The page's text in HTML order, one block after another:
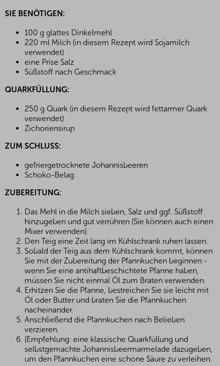
SIE BENÖTIGEN:
100 g glattes Dinkelmehl
220 ml Milch (in diesem Rezept wird Sojamilch
verwendet)
eine Prise Salz
Süßstoff nach Geschmack
QUARKFÜLLUNG:
250 g Quark (in diesem Rezept wird fettarmer Quark
verwendet)
Zichoriensirup
ZUM SCHLUSS:
gefriergetrocknete Johannisbeeren
Schoko-Belag
ZUBEREITUNG:
Das Mehl in die Milch sieben, Salz und ggf. Süßstoff
hinzugeben und gut verrühren (Sie können auch einen
Mixer verwenden).
Den Teig eine Zeit lang im Kühlschrank ruhen lassen.
Sobald der Teig aus dem Kühlschrank kommt, können
Sie mit der Zubereitung der Pfannkuchen beginnen -
wenn Sie eine antihaftbeschichtete Pfanne haben,
müssen Sie nicht einmal Öl zum Braten verwenden.
Erhitzen Sie die Pfanne, bestreichen Sie sie leicht mit
Öl oder Butter und braten Sie die Pfannkuchen
nacheinander.
Anschließend die Pfannkuchen nach Belieben
verzieren.
(Empfehlung: eine klassische Quarkfüllung und
selbstgemachte Johannisbeermarmelade dazugeben,
um den Pfannkuchen eine schöne Säure zu verleihen.